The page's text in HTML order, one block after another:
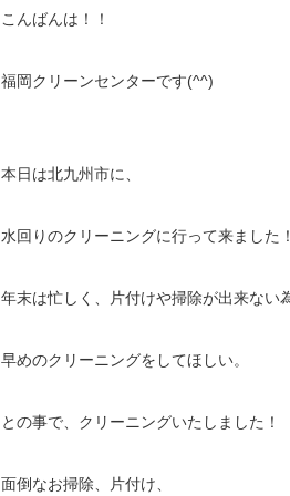
こんばんは！！
福岡クリーンセンターです(^^)
本日は北九州市に、
水回りのクリーニングに行って来ました
年末は忙しく、片付けや掃除が出来ない
早めのクリーニングをしてほしい。
との事で、クリーニングいたしました！
面倒なお掃除、片付け、